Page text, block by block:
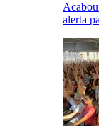
alerta